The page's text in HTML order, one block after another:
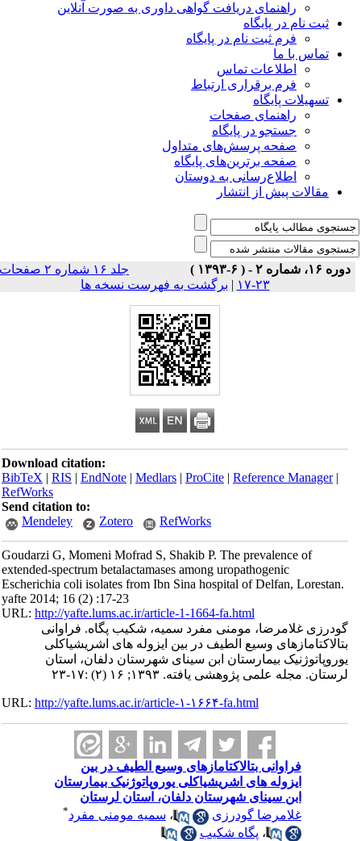
راهنمای دریافت گواهی داوری به صورت آنلاین
ثبت نام در پایگاه
فرم ثبت نام در پایگاه
تماس با ما
اطلاعات تماس
فرم برقراری ارتباط
تسهیلات پایگاه
راهنمای صفحات
جستجو در پایگاه
صفحه پرسش‌های متداول
صفحه برترین‌های پایگاه
اطلاع‌رسانی به دوستان
مقالات پیش از انتشار
دوره ۱۶، شماره ۲ - ( ۶-۱۳۹۳ )
جلد ۱۶ شماره ۲ صفحات
۲۳-۱۷
| برگشت به فهرست نسخه ها
Download citation:
BibTeX|RIS|EndNote|Medlars|ProCite|Reference Manager
RefWorks
Send citation to:
Mendeley
Zotero RefWorks
Goudarzi G, Momeni Mofrad S, Shakib P. The prevalence of
extended-spectrum betalactamases among uropathogenic
Escherichia coli isolates from Ibn Sina hospital of Delfan, Lorestan.
yafte 2014; 16 (2) :17-23
URL:http://yafte.lums.ac.ir/article-1-1664-fa.html
گودرزی غلامرضا، مومنی مفرد سمیه، شکیب پگاه. فراوانی
بتالاکتامازهای وسیع الطیف در بین ایزوله های اشریشیاکلی
یوروپاتوژنیک بیمارستان ابن سینای شهرستان دلفان، استان
لرستان. مجله علمی پژوهشی یافته. ۱۳۹۳; ۱۶ (۲) :۱۷-۲۳
URL:http://yafte.lums.ac.ir/article-۱-۱۶۶۴-fa.html
فراوانی بتالاکتامازهای وسیع الطیف در بین
ایزوله های اشریشیاکلی یوروپاتوژنیک بیمارستان
ابن سینای شهرستان دلفان، استان لرستان
غلامرضا گودرزی
،سمیه مومنی مفرد *
،پگاه شکیب